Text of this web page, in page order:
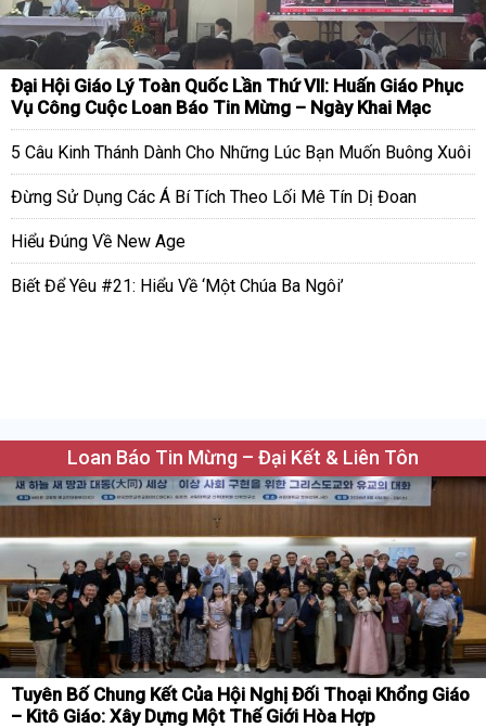
Đại Hội Giáo Lý Toàn Quốc Lần Thứ VII: Huấn Giáo Phục
Vụ Công Cuộc Loan Báo Tin Mừng – Ngày Khai Mạc
5 Câu Kinh Thánh Dành Cho Những Lúc Bạn Muốn Buông Xuôi
Đừng Sử Dụng Các Á Bí Tích Theo Lối Mê Tín Dị Đoan
Hiểu Đúng Về New Age
Biết Để Yêu #21: Hiểu Về ‘Một Chúa Ba Ngôi’
Loan Báo Tin Mừng – Đại Kết & Liên Tôn
Tuyên Bố Chung Kết Của Hội Nghị Đối Thoại Khổng Giáo
– Kitô Giáo: Xây Dựng Một Thế Giới Hòa Hợp